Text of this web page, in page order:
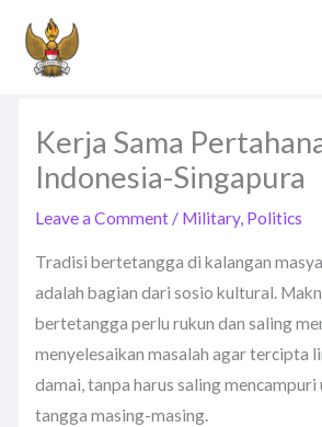
content
Kerja Sama
Indonesia-Singapura
Leave a Comment / Military, Politics
Tradisi bertetangga di kalangan
adalah bagian dari sosio kultural.
bertetangga perlu rukun dan saling
menyelesaikan masalah agar tercipta
damai, tanpa harus saling mencampuri
tangga masing-masing.